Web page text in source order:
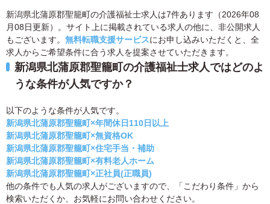
新潟県北蒲原郡聖籠町の介護福祉士求人は7件あります（2026年08
月08日更新）。サイト上に掲載されている求人の他に、非公開求人
もございます。 無料転職支援サービスにお申し込みいただくと、全
求人からご希望条件に合う求人を提案させていただきます。
新潟県北蒲原郡聖籠町の介護福祉士求人ではどのよ
うな条件が人気ですか？
以下のような条件が人気です。
新潟県北蒲原郡聖籠町×年間休日110日以上
新潟県北蒲原郡聖籠町×無資格OK
新潟県北蒲原郡聖籠町×住宅手当・補助
新潟県北蒲原郡聖籠町×有料老人ホーム
新潟県北蒲原郡聖籠町×正社員(正職員)
他の条件でも人気の求人がございますので、「こだわり条件」から
検索いただくか、お気軽にお問い合わせください。